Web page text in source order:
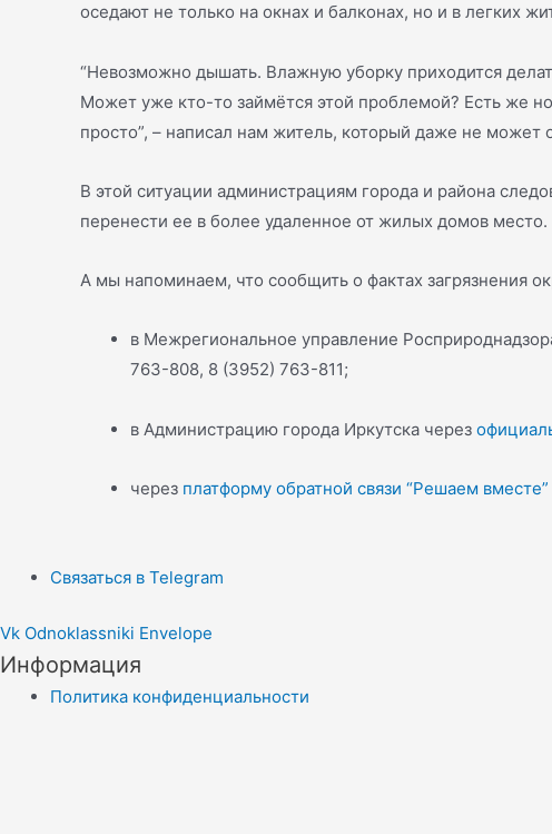
оседают не только на окнах и балконах, но и в легких
“Невозможно дышать. Влажную уборку приходится
Может уже кто-то займётся этой проблемой? Есть же
просто”, – написал нам житель, который даже не
В этой ситуации администрациям города и района
перенести ее в более удаленное от жилых домов место.
А мы напоминаем, что сообщить о фактах загрязнения
в Межрегиональное управление
763-808, 8 (3952) 763-811;
в Администрацию города Иркутска через
через платформу обратной связи “Решаем вместе”
Связаться в Telegram
Vk Odnoklassniki Envelope
Информация
Политика конфиденциальности